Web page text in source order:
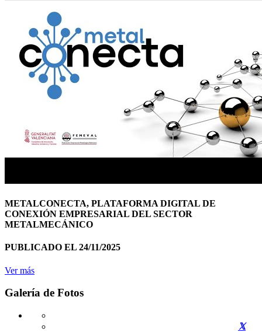
METALCONECTA, PLATAFORMA DIGITAL DE
CONEXIÓN EMPRESARIAL DEL SECTOR
METALMECÁNICO
PUBLICADO EL 24/11/2025
Ver más
Galería de Fotos